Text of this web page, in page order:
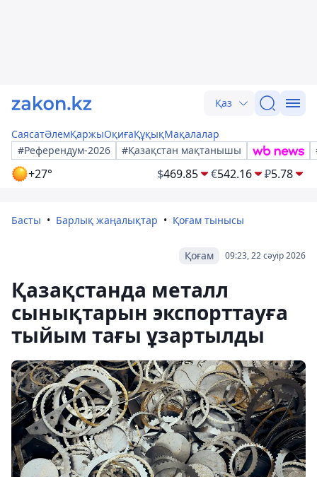
Қаз
СаясатӘлемҚаржыОқиғаҚұқықМақалалар
#Референдум-2026
#Қазақстан мақтанышы
+27° $469.85 €542.16 ₽5.78
Басты Барлық жаңалықтар Қоғам тынысы
09:23, 22 сәуір 2026
Қоғам
Қазақстанда металл
сынықтарын экспорттауға
тыйым тағы ұзартылды